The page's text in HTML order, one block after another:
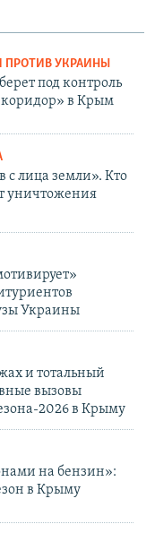
ПРОТИВ УКРАИНЫ
под контроль
в Крым
с лица земли». Кто
уничтожения
Украины
и тотальный
вызовы
2026 в Крыму
на бензин»:
в Крыму